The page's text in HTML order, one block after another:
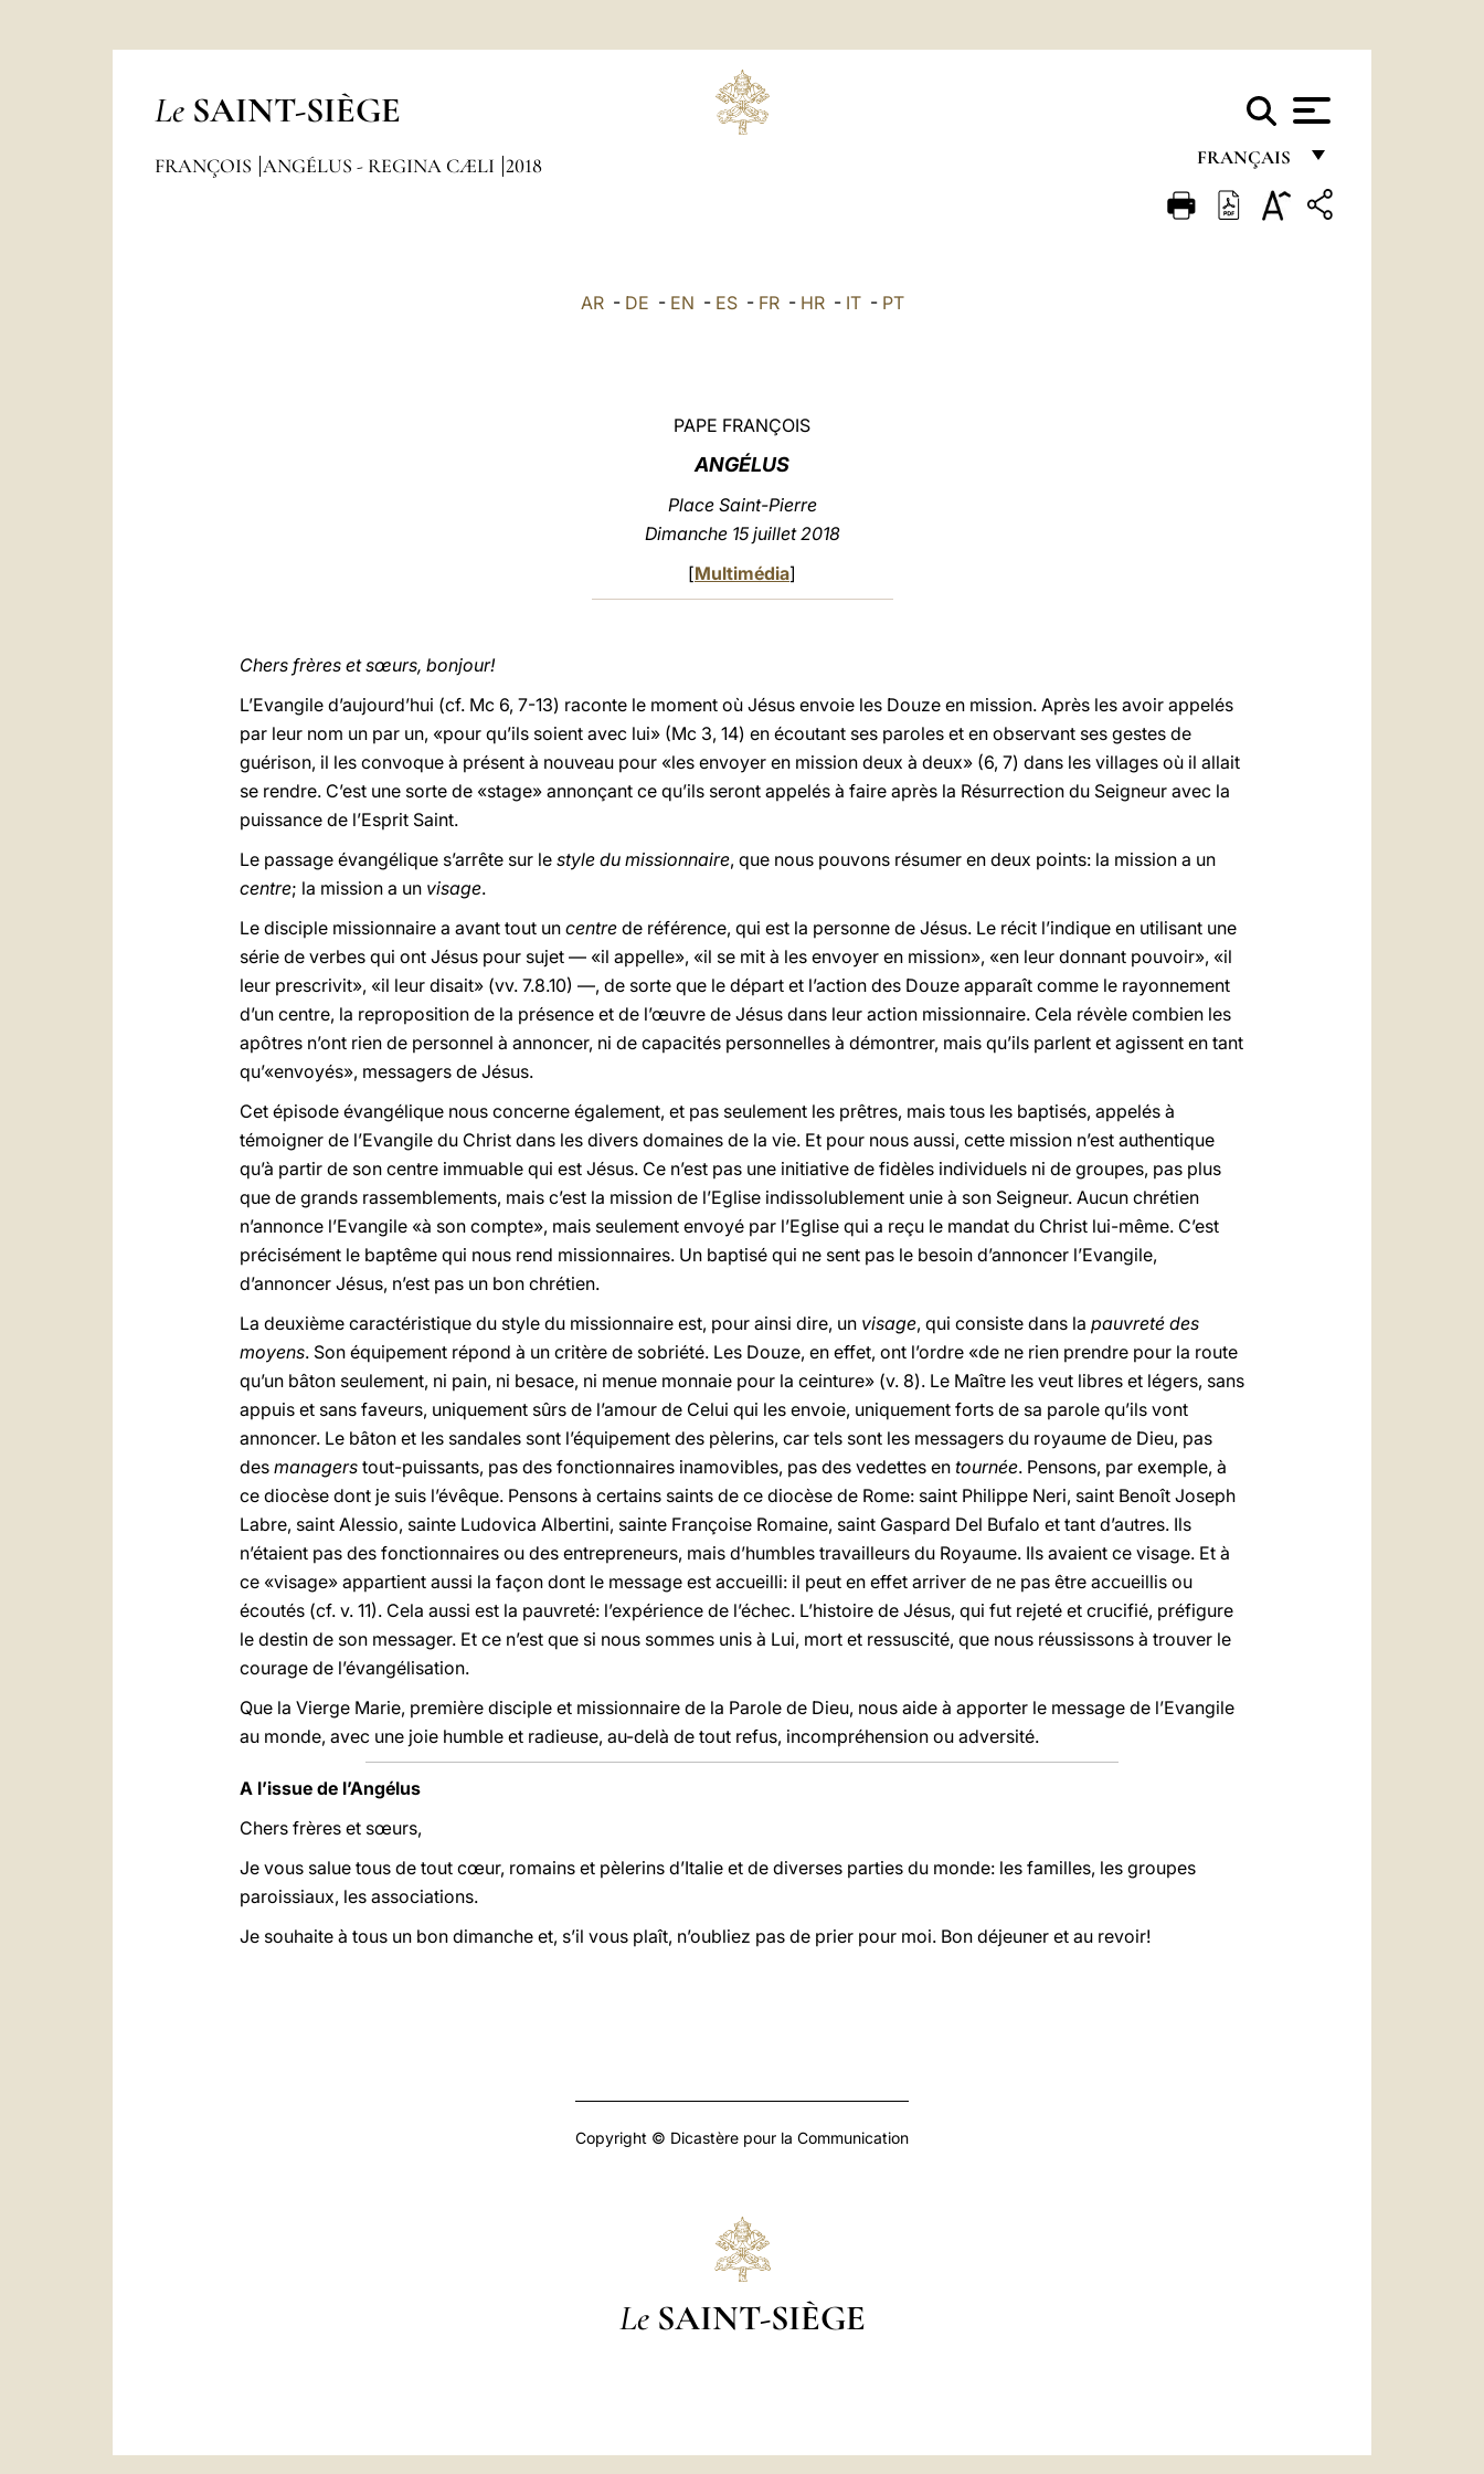
Le SAINT-SIÈGE
FRANÇAIS
FRANÇAIS
FRANÇOIS ANGÉLUS - REGINA CÆLI 2018
AR- DE - EN - ES- FR- HR- IT- PT
PAPE FRANÇOIS
ANGÉLUS
Place Saint-Pierre
Dimanche 15 juillet 2018
[Multimédia]
Chers frères et sœurs, bonjour!
L’Evangile d’aujourd’hui (cf. Mc 6, 7-13) raconte le moment où Jésus envoie les Douze en mission. Après les avoir appelés
par leur nom un par un, «pour qu’ils soient avec lui» (Mc 3, 14) en écoutant ses paroles et en observant ses gestes de
guérison, il les convoque à présent à nouveau pour «les envoyer en mission deux à deux» (6, 7) dans les villages où il allait
se rendre. C’est une sorte de «stage» annonçant ce qu’ils seront appelés à faire après la Résurrection du Seigneur avec la
puissance de l’Esprit Saint.
Le passage évangélique s’arrête sur le style du missionnaire, que nous pouvons résumer en deux points: la mission a un
centre; la mission a un visage.
Le disciple missionnaire a avant tout un centre de référence, qui est la personne de Jésus. Le récit l’indique en utilisant une
série de verbes qui ont Jésus pour sujet — «il appelle», «il se mit à les envoyer en mission», «en leur donnant pouvoir», «il
leur prescrivit», «il leur disait» (vv. 7.8.10) —, de sorte que le départ et l’action des Douze apparaît comme le rayonnement
d’un centre, la reproposition de la présence et de l’œuvre de Jésus dans leur action missionnaire. Cela révèle combien les
apôtres n’ont rien de personnel à annoncer, ni de capacités personnelles à démontrer, mais qu’ils parlent et agissent en tant
qu’«envoyés», messagers de Jésus.
Cet épisode évangélique nous concerne également, et pas seulement les prêtres, mais tous les baptisés, appelés à
témoigner de l’Evangile du Christ dans les divers domaines de la vie. Et pour nous aussi, cette mission n’est authentique
qu’à partir de son centre immuable qui est Jésus. Ce n’est pas une initiative de fidèles individuels ni de groupes, pas plus
que de grands rassemblements, mais c’est la mission de l’Eglise indissolublement unie à son Seigneur. Aucun chrétien
n’annonce l’Evangile «à son compte», mais seulement envoyé par l’Eglise qui a reçu le mandat du Christ lui-même. C’est
précisément le baptême qui nous rend missionnaires. Un baptisé qui ne sent pas le besoin d’annoncer l’Evangile,
d’annoncer Jésus, n’est pas un bon chrétien.
La deuxième caractéristique du style du missionnaire est, pour ainsi dire, un visage, qui consiste dans la pauvreté des
moyens. Son équipement répond à un critère de sobriété. Les Douze, en effet, ont l’ordre «de ne rien prendre pour la route
qu’un bâton seulement, ni pain, ni besace, ni menue monnaie pour la ceinture» (v. 8). Le Maître les veut libres et légers, sans
appuis et sans faveurs, uniquement sûrs de l’amour de Celui qui les envoie, uniquement forts de sa parole qu’ils vont
annoncer. Le bâton et les sandales sont l’équipement des pèlerins, car tels sont les messagers du royaume de Dieu, pas
des managers tout-puissants, pas des fonctionnaires inamovibles, pas des vedettes en tournée. Pensons, par exemple, à
ce diocèse dont je suis l’évêque. Pensons à certains saints de ce diocèse de Rome: saint Philippe Neri, saint Benoît Joseph
Labre, saint Alessio, sainte Ludovica Albertini, sainte Françoise Romaine, saint Gaspard Del Bufalo et tant d’autres. Ils
n’étaient pas des fonctionnaires ou des entrepreneurs, mais d’humbles travailleurs du Royaume. Ils avaient ce visage. Et à
ce «visage» appartient aussi la façon dont le message est accueilli: il peut en effet arriver de ne pas être accueillis ou
écoutés (cf. v. 11). Cela aussi est la pauvreté: l’expérience de l’échec. L’histoire de Jésus, qui fut rejeté et crucifié, préfigure
le destin de son messager. Et ce n’est que si nous sommes unis à Lui, mort et ressuscité, que nous réussissons à trouver le
courage de l’évangélisation.
Que la Vierge Marie, première disciple et missionnaire de la Parole de Dieu, nous aide à apporter le message de l’Evangile
au monde, avec une joie humble et radieuse, au-delà de tout refus, incompréhension ou adversité.
A l’issue de l’Angélus
Chers frères et sœurs,
Je vous salue tous de tout cœur, romains et pèlerins d’Italie et de diverses parties du monde: les familles, les groupes
paroissiaux, les associations.
Je souhaite à tous un bon dimanche et, s’il vous plaît, n’oubliez pas de prier pour moi. Bon déjeuner et au revoir!
Copyright © Dicastère pour la Communication
Le SAINT-SIÈGE